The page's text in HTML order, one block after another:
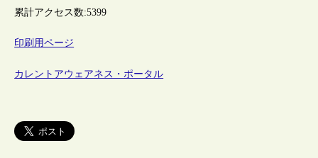
累計アクセス数:5399
印刷用ページ
カレントアウェアネス・ポータル